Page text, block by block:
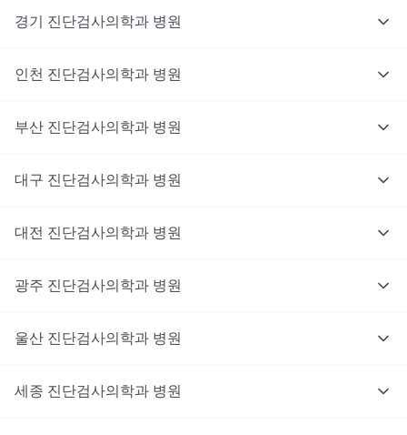
경기 진단검사의학과 병원
인천 진단검사의학과 병원
부산 진단검사의학과 병원
대구 진단검사의학과 병원
대전 진단검사의학과 병원
광주 진단검사의학과 병원
울산 진단검사의학과 병원
세종 진단검사의학과 병원